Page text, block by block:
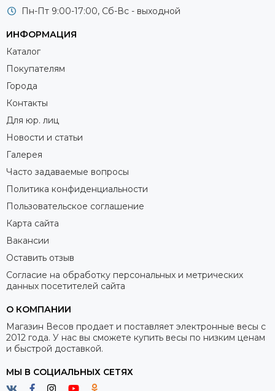
Пн-Пт 9:00-17:00, Сб-Вс - выходной
ИНФОРМАЦИЯ
Каталог
Покупателям
Города
Контакты
Для юр. лиц
Новости и статьи
Галерея
Часто задаваемые вопросы
Политика конфиденциальности
Пользовательское соглашение
Карта сайта
Вакансии
Оставить отзыв
Согласие на обработку персональных и метрических
данных посетителей сайта
О КОМПАНИИ
Магазин Весов продает и поставляет электронные весы с
2012 года. У нас вы сможете купить весы по низким ценам
и быстрой доставкой.
МЫ В СОЦИАЛЬНЫХ СЕТЯХ